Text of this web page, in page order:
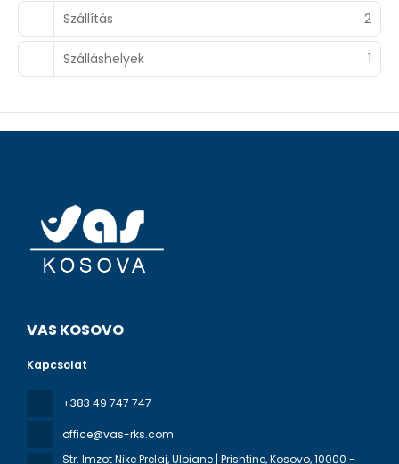
Szállítás 2
Szálláshelyek 1
VAS KOSOVO
Kapcsolat
+383 49 747 747
office@vas-rks.com
Str. Imzot Nike Prelaj, Ulpiane | Prishtine, Kosovo, 10000 -